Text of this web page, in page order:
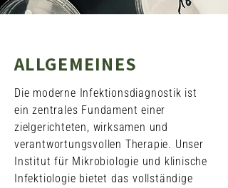
ALLGEMEINES
Die moderne Infektionsdiagnostik ist
ein zentrales Fundament einer
zielgerichteten, wirksamen und
verantwortungsvollen Therapie. Unser
Institut für Mikrobiologie und klinische
Infektiologie bietet das vollständige